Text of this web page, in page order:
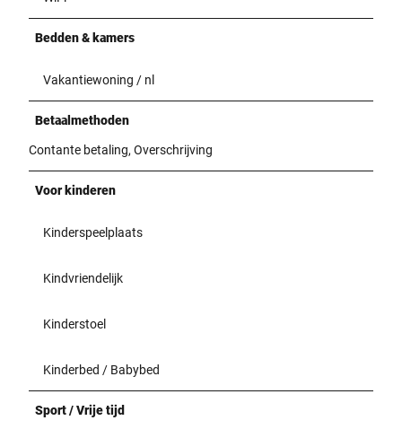
Bedden & kamers
Vakantiewoning / nl
Betaalmethoden
Contante betaling, Overschrijving
Voor kinderen
Kinderspeelplaats
Kindvriendelijk
Kinderstoel
Kinderbed / Babybed
Sport / Vrije tijd